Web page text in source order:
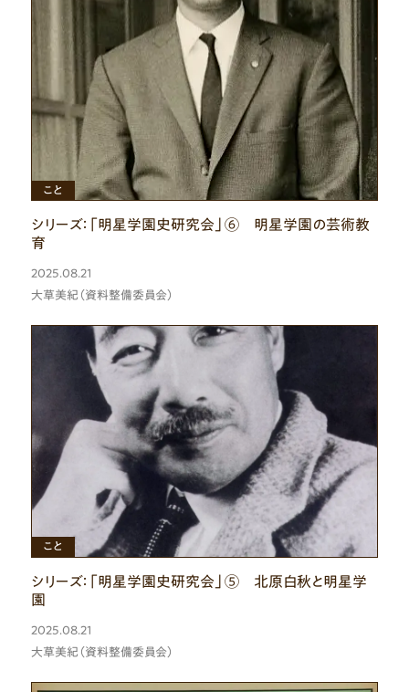
ひと
こと
シリーズ：「明星学園史研究会」⑥ 明星学園の芸術教
育
2025.08.21
大草美紀（資料整備委員会）
ひと
こと
シリーズ：「明星学園史研究会」⑤ 北原白秋と明星学
園
2025.08.21
大草美紀（資料整備委員会）